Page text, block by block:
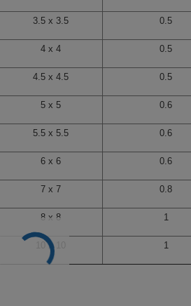
3.5 x 3.5 0.5
4 x 4 0.5
4.5 x 4.5 0.5
5 x 5 0.6
5.5 x 5.5 0.6
6 x 6 0.6
7 x 7 0.8
8 x 8 1
10 x 10 1